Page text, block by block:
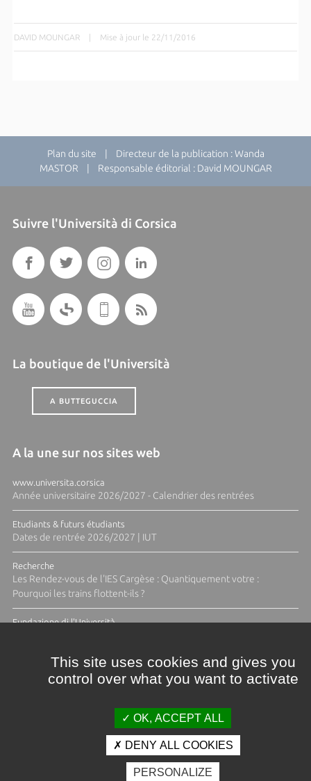
DAVID MOUNGAR | Mise à jour le 22/11/2016
Plan du site | Directeur de la publication : Wanda
MASTOR | Responsable éditorial : David MOUNGAR
Suivre l'Università di Corsica
La boutique de l'Università
A BUTTEGUCCIA
A la une sur nos sites web
www.universita.corsica
Année universitaire 2026/2027 - Calendrier des rentrées
Etudiants & futurs étudiants
Dates de rentrée 2026/2027 | IUT
Recherche
Les Rendez-vous de l'IES Cargèse : Quantiquement votre :
Pourquoi les trains flottent-ils ?
Fundazione di l'Università
Crédits et mentions légales
Espace presse Photothèque
This site uses cookies and gives you
control over what you want to activate
OK, ACCEPT ALL
DENY ALL COOKIES
PERSONALIZE